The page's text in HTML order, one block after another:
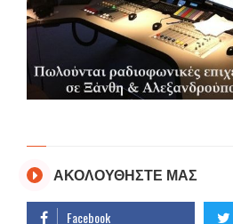
ΑΚΟΛΟΥΘΗΣΤΕ ΜΑΣ